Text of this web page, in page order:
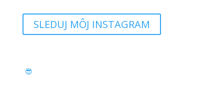
SLEDUJ MÔJ INSTAGRAM
😎